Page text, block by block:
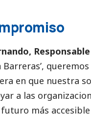
Barreras’,
en que nuestra
a las
más